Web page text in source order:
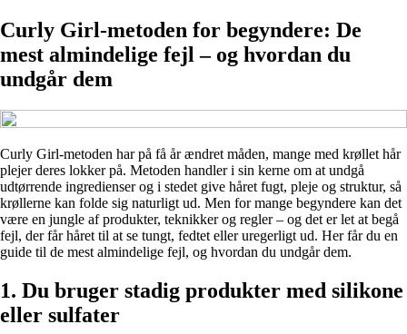
Curly Girl-metoden for begyndere: De
mest almindelige fejl – og hvordan du
undgår dem
Curly Girl-metoden har på få år ændret måden, mange med krøllet hår
plejer deres lokker på. Metoden handler i sin kerne om at undgå
udtørrende ingredienser og i stedet give håret fugt, pleje og struktur, så
krøllerne kan folde sig naturligt ud. Men for mange begyndere kan det
være en jungle af produkter, teknikker og regler – og det er let at begå
fejl, der får håret til at se tungt, fedtet eller uregerligt ud. Her får du en
guide til de mest almindelige fejl, og hvordan du undgår dem.
1. Du bruger stadig produkter med silikone
eller sulfater